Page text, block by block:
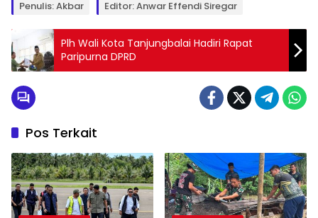
Penulis: Akbar Editor: Anwar Effendi Siregar
Plh Wali Kota Tanjungbalai Hadiri Rapat
Paripurna DPRD
Pos Terkait